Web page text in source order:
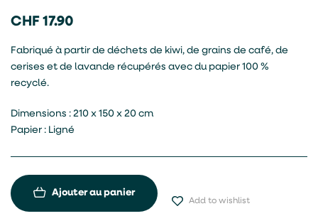
CHF 17.90
Fabriqué à partir de déchets de kiwi, de grains de café, de
cerises et de lavande récupérés avec du papier 100 %
recyclé.
Dimensions : 210 x 150 x 20 cm
Papier : Ligné
Ajouter au panier
Add to wishlist